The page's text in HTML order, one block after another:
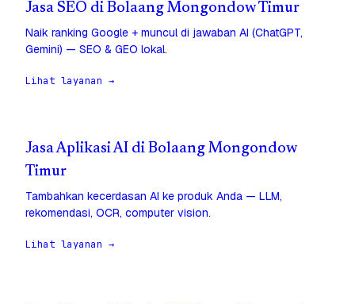
Jasa SEO di Bolaang Mongondow Timur
Naik ranking Google + muncul di jawaban AI (ChatGPT,
Gemini) — SEO & GEO lokal.
Lihat layanan →
Jasa Aplikasi AI di Bolaang Mongondow
Timur
Tambahkan kecerdasan AI ke produk Anda — LLM,
rekomendasi, OCR, computer vision.
Lihat layanan →